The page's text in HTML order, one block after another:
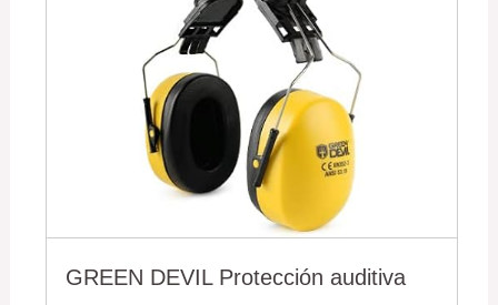
GREEN DEVIL Protección auditiva